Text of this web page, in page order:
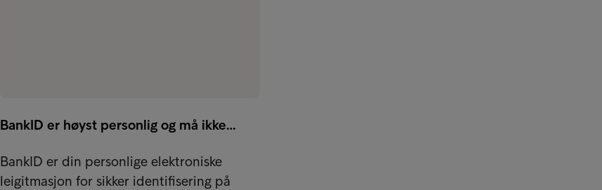
BankID er høyst personlig og må ikke…
BankID er din personlige elektroniske
leigitmasjon for sikker identifisering på